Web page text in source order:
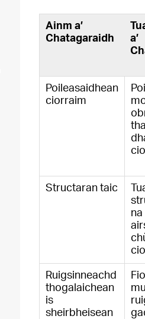
Ainm a’
Chatagaraidh
a’
Poileasaidhean
ciorraim
Structaran taic
na
Ruigsinneachd
thogalaichean
is
sheirbheisean
mu